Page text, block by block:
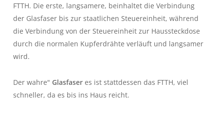
FTTH. Die erste, langsamere, beinhaltet die Verbindung
der Glasfaser bis zur staatlichen Steuereinheit, während
die Verbindung von der Steuereinheit zur Haussteckdose
durch die normalen Kupferdrähte verläuft und langsamer
wird.
Der wahre" Glasfaseres ist stattdessen das FTTH, viel
schneller, da es bis ins Haus reicht.